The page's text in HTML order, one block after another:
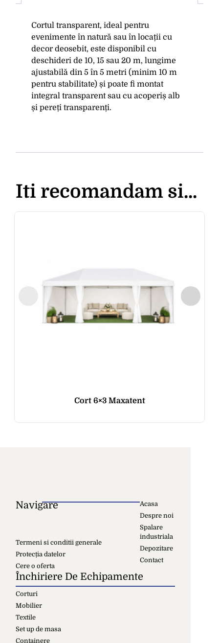
Cortul transparent, ideal pentru
evenimente în natură sau în locații cu
decor deosebit, este disponibil cu
deschideri de 10, 15 sau 20 m, lungime
ajustabilă din 5 în 5 metri (minim 10 m
pentru stabilitate) și poate fi montat
integral transparent sau cu acoperiș alb
și pereți transparenți.
Iti recomandam si...
Cort 6×3 Maxatent
Navigare
Acasa
Despre noi
Spalare
industriala
Depozitare
Contact
Termeni si conditii generale
Protecția datelor
Cere o oferta
Închiriere De Echipamente
Corturi
Mobilier
Textile
Set up de masa
Containere